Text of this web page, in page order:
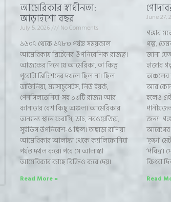
আমেরিকার স্বাধীনতা:
আড়াইশো বছর
July 5, 2026 No Comments
১৬০৭ থেকে ১৭৮৩ পর্যন্ত সময়কাল
আমেরিকায় ব্রিটেনের ঔপনিবেশিক রাজত্ব।
আজকের দিনে যে আমেরিকা, তা কিন্তু
পুরোটা ব্রিটিশদের দখলে ছিল না। ছিল
ভার্জিনিয়া, ম্যাসাচুসেটস, নিউ ইয়র্ক,
পেনসিলভেনিয়া-সহ ১৩টি রাজ্য। আর
কানাডার বেশ কিছু অঞ্চল। আমেরিকার
অন্যান্য স্থানে ফরাসি, ডাচ, নরওয়েজিয়,
সুইডিস উপনিবেশ-ও ছিল। তাছাড়া রাশিয়া
আমেরিকার আলাস্কা থেকে ক্যালিফোর্নিয়া
পর্যন্ত দখল করে। পরে সে আলাস্কা
আমেরিকার কাছে বিক্রিও করে দেয়।
Read More »
June 27,
গঙ্গার
গল্প,
জানা
হাজার
অঞ্চলের
আর
হলেও
জন্য।
আবেগের
‘তৃষ্ণা’
কিংবা
Read